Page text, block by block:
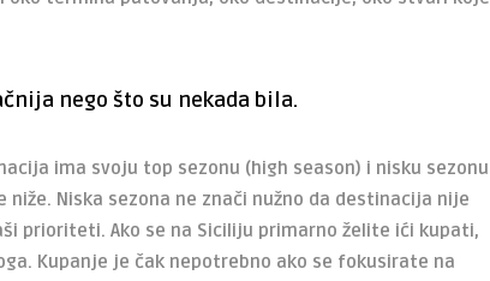
nego što su nekada bila.
ima svoju top sezonu (high season) i nisku sezonu
niže. Niska sezona ne znači nužno da destinacija nije
prioriteti. Ako se na Siciliju primarno želite ići kupati,
Kupanje je čak nepotrebno ako se fokusirate na